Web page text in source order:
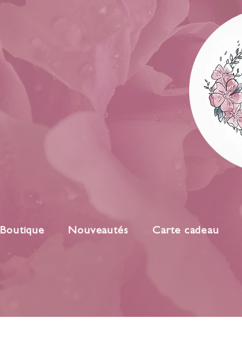
Boutique Nouveautés Carte cadeau